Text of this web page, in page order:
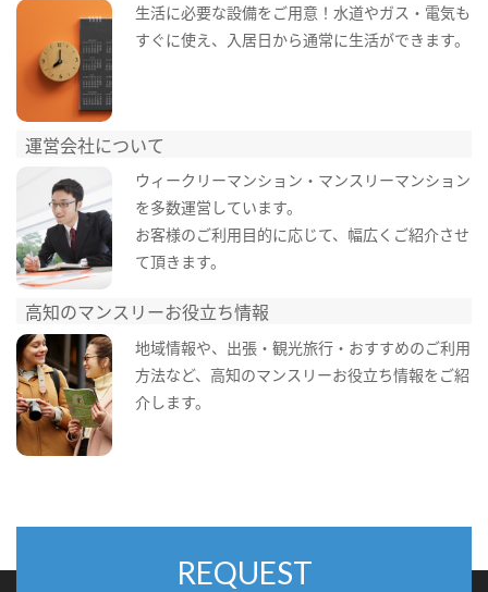
生活に必要な設備をご用意！水道やガス・電気も
すぐに使え、入居日から通常に生活ができます。
運営会社について
ウィークリーマンション・マンスリーマンション
を多数運営しています。
お客様のご利用目的に応じて、幅広くご紹介させ
て頂きます。
高知のマンスリーお役立ち情報
地域情報や、出張・観光旅行・おすすめのご利用
方法など、高知のマンスリーお役立ち情報をご紹
介します。
REQUEST